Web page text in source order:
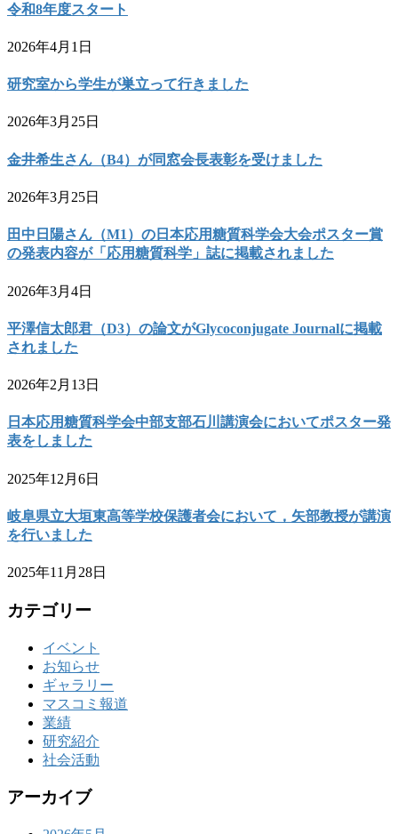
令和8年度スタート
2026年4月1日
研究室から学生が巣立って行きました
2026年3月25日
金井希生さん（B4）が同窓会長表彰を受けました
2026年3月25日
田中日陽さん（M1）の日本応用糖質科学会大会ポスター賞
の発表内容が「応用糖質科学」誌に掲載されました
2026年3月4日
平澤信太郎君（D3）の論文がGlycoconjugate Journalに掲載
されました
2026年2月13日
日本応用糖質科学会中部支部石川講演会においてポスター発
表をしました
2025年12月6日
岐阜県立大垣東高等学校保護者会において，矢部教授が講演
を行いました
2025年11月28日
カテゴリー
イベント
お知らせ
ギャラリー
マスコミ報道
業績
研究紹介
社会活動
アーカイブ